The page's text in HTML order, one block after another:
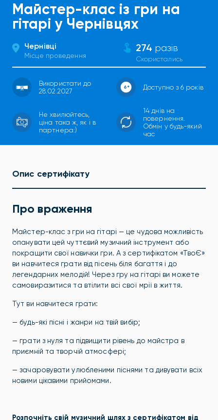
Майстер-клас із гри на
гітарі у Чернівцях
Чернівці
Місце проведення
274 разів
Скористались
Використати до
28.02.2027
Доступно з 6 років
Не хвилюйтесь,
ціна така ж, як і в
партнера:)
14 днів на
повернення.
Обмін у будь-який
час
Опис сертифікату
Про враження
Майстер-клас з гри на гітарі — це чудова можливість
опанувати цей чуттєвий музичний інструмент або
покращити свої навички гри. А з сертифікатом «ТвоЄ»
ви навчитеся грати від пісень біля багаття і до
легендарних мелодій! Через гру на гітарі ви можете
самовиразитися та втілити всі свої мрії в життя.
Тут ви навчитеся грати:
— будь-які пісні і жанри на твій вибір;
— грати з нуля та підвищити рівень до майстра в
приємній та творчій атмосфері;
— зачаровувати улюбленими піснями та дивувати всіх
новими цікавими прийомами.
Розпочніть свій музичний шлях з сертифікатом від